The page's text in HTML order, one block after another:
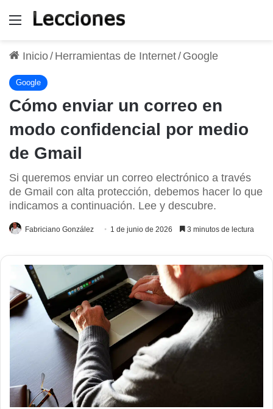
Menú
Inicio/ Herramientas de Internet/ Google
Google
Cómo enviar un correo en
modo confidencial por medio
de Gmail
Si queremos enviar un correo electrónico a través
de Gmail con alta protección, debemos hacer lo que
indicamos a continuación. Lee y descubre.
Fabriciano González 1 de junio de 2026 3 minutos de lectura